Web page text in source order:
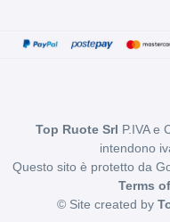
Top Ruote Srl P.IVA e
intendono
Questo sito è protetto da
Terms
© Site created by